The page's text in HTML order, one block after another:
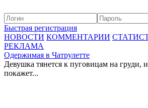
Быстрая регистрация
НОВОСТИ КОММЕНТАРИИ
РЕКЛАМА
Одержимая в Чатрулетте
Девушка тянется к пуговицам на груди,
покажет...